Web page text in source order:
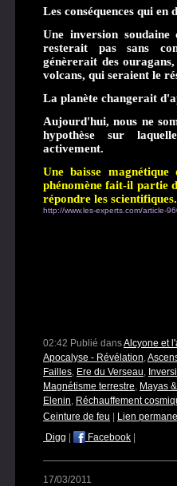
Les conséquences qui en
Une inversion soudaine
resterait pas sans
génèrerait des
volcans, qui seraient le
La planète changerait
Aujourd'hui, nous ne
hypothèse sur
activement.
Une baisse
phénomène fait-il partie
répondre les scientifiques.
http://www.les-experts.com/article-
02:42 Publié dansAlcyone et
Apocalyse - Révélation
Failles Ere du Verseau
Magnétisme terrestre Mayas
Elenin Réchauffement
Ceinture de feu | Lien
Digg | Facebook |
17/03/2011